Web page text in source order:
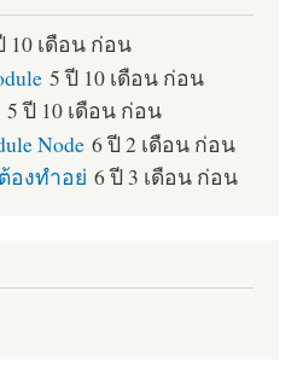
10 เดือน ก่อน
5 ปี 10 เดือน ก่อน
5 ปี 10 เดือน ก่อน
Node 6 ปี 2 เดือน ก่อน
องทำอย่ 6 ปี 3 เดือน ก่อน